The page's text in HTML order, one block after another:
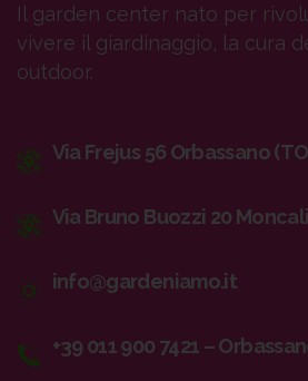
Il garden center nato per
vivere il giardinaggio, la cura
outdoor.
Via Frejus 56 Orbassano
Via Bruno Buozzi 20
info@gardeniamo.it
+39 011 900 7421 –